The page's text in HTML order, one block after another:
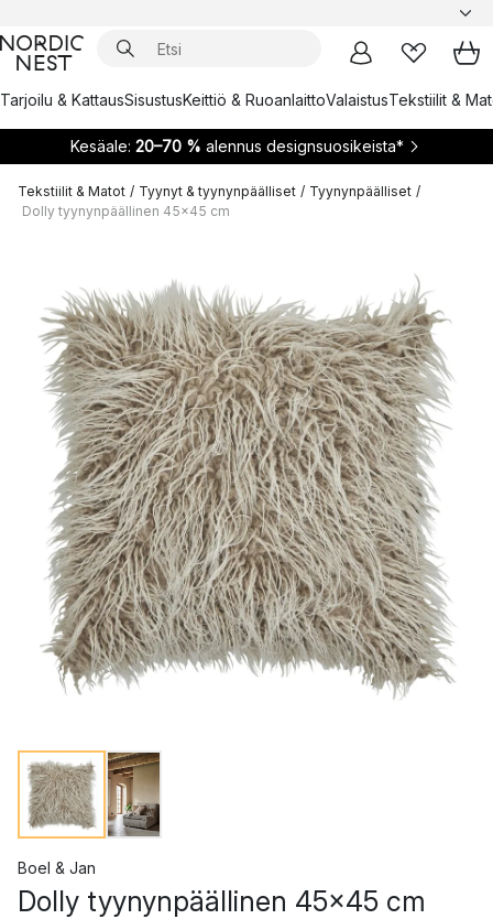
Tarjoilu & KattausSisustusKeittiö & RuoanlaittoValaistusTekstiilit &
Kesäale: 20–70 % alennus designsuosikeista*
Tekstiilit & Matot / Tyynyt & tyynynpäälliset / Tyynynpäälliset /
Dolly tyynynpäällinen 45x45 cm
Boel & Jan
Dolly tyynynpäällinen 45x45 cm